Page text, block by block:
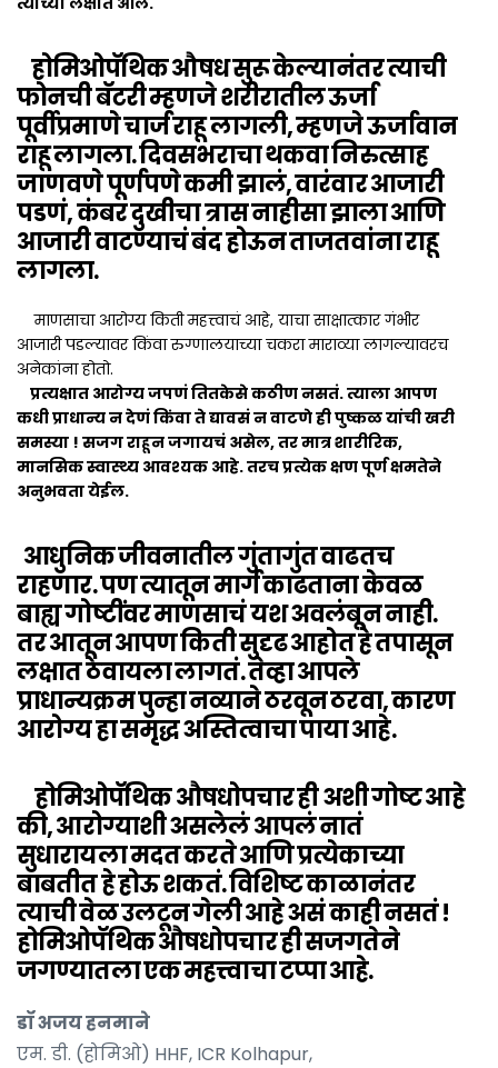
होमिओपॅथिक औषध सुरू केल्यानंतर त्याची
फोनची बॅटरी म्हणजे शरीरातील ऊर्जा
पूर्वीप्रमाणे चार्ज राहू लागली, म्हणजे ऊर्जावान
राहू लागला. दिवसभराचा थकवा निरुत्साह
जाणवणे पूर्णपणे कमी झालं, वारंवार आजारी
पडणं, कंबर दुखीचा त्रास नाहीसा झाला आणि
आजारी वाटण्याचं बंद होऊन ताजतवांना राहू
लागला.
माणसाचा आरोग्य किती महत्त्वाचं आहे, याचा साक्षात्कार गंभीर
आजारी पडल्यावर किंवा रुग्णालयाच्या चकरा माराव्या लागल्यावरच
अनेकांना होतो.
प्रत्यक्षात आरोग्य जपणं तितकेसे कठीण नसतं. त्याला आपण
कधी प्राधान्य न देणं किंवा ते द्यावसं न वाटणे ही पुष्कळ यांची खरी
समस्या ! सजग राहून जगायचं असेल, तर मात्र शारीरिक,
मानसिक स्वास्थ्य आवश्यक आहे. तरच प्रत्येक क्षण पूर्ण क्षमतेने
अनुभवता येईल.
आधुनिक जीवनातील गुंतागुंत वाढतच
राहणार. पण त्यातून मार्ग काढताना केवळ
बाह्य गोष्टींवर माणसाचं यश अवलंबून नाही.
तर आतून आपण किती सुदृढ आहोत हे तपासून
लक्षात ठेवायला लागतं. तेव्हा आपले
प्राधान्यक्रम पुन्हा नव्याने ठरवून ठरवा, कारण
आरोग्य हा समृद्ध अस्तित्वाचा पाया आहे.
होमिओपॅथिक औषधोपचार ही अशी गोष्ट आहे
की, आरोग्याशी असलेलं आपलं नातं
सुधारायला मदत करते आणि प्रत्येकाच्या
बाबतीत हे होऊ शकतं. विशिष्ट काळानंतर
त्याची वेळ उलटून गेली आहे असं काही नसतं !
होमिओपॅथिक औषधोपचार ही सजगतेने
जगण्यातला एक महत्त्वाचा टप्पा आहे.
डॉ अजय हनमाने
एम. डी. (होमिओ) HHF, ICR Kolhapur,